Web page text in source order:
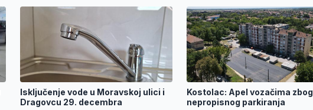
Isključenje vode u Moravskoj ulici i
Dragovcu 29. decembra
Kostolac: Apel vozačima zbog
nepropisnog parkiranja